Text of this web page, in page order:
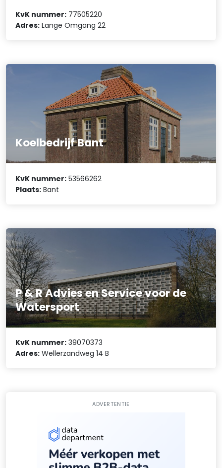
KvK nummer: 77505220
Adres: Lange Omgang 22
Koelbedrijf Bant
KvK nummer: 53566262
Plaats: Bant
P & R Advies en Service voor de
Watersport
KvK nummer: 39070373
Adres: Wellerzandweg 14 B
ADVERTENTIE